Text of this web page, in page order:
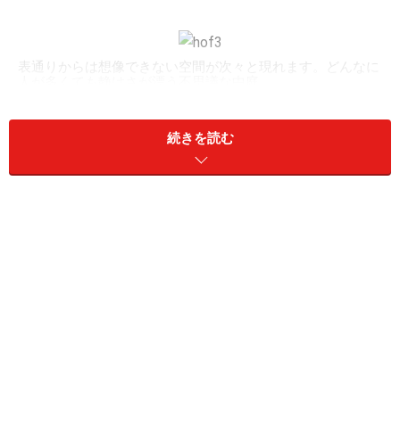
表通りからは想像できない空間が次々と現れます。どんなに
ドイツでは、建物の内側が中庭になっている建築構造が
よくみられます。多くの場合は住居なのですが、ベルリ
ンではその建物のなかにショップやギャラリーが入っ
続きを読む